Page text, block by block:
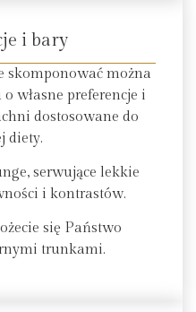
i bary
skomponować można
własne preferencje i
dostosowane do
diety.
serwujące lekkie
i kontrastów.
się Państwo
trunkami.